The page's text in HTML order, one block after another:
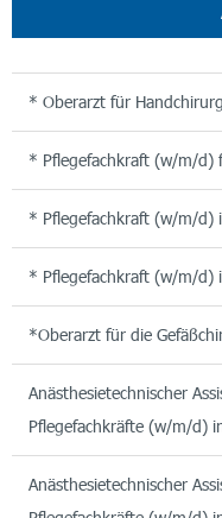
* Oberarzt für
* Pflegefachkraft (w/m/d)
* Pflegefachkraft (w/m/d)
* Pflegefachkraft (w/m/d)
*Oberarzt für die
Anästhesietechnischer
Pflegefachkräfte (w/m/d)
Anästhesietechnischer